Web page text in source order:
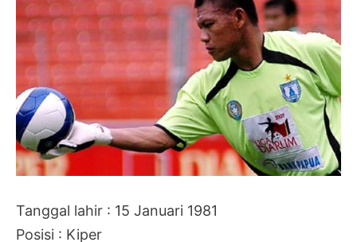
Tanggal lahir : 15 Januari 1981
Posisi : Kiper